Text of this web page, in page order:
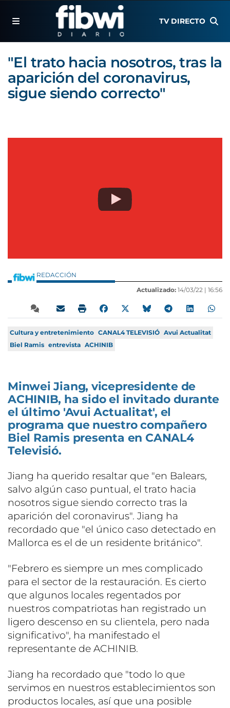
TV DIRECTO
"El trato hacia nosotros, tras la
aparición del coronavirus,
sigue siendo correcto"
REDACCIÓN
Actualizado: 14/03/22 | 16:56
Cultura y entretenimiento CANAL4 TELEVISIÓ Avui Actualitat
Biel Ramis entrevista ACHINIB
Minwei Jiang, vicepresidente de
ACHINIB, ha sido el invitado durante
el último 'Avui Actualitat', el
programa que nuestro compañero
Biel Ramis presenta en CANAL4
Televisió.
Jiang ha querido resaltar que "en Balears,
salvo algún caso puntual, el trato hacia
nosotros sigue siendo correcto tras la
aparición del coronavirus". Jiang ha
recordado que "el único caso detectado en
Mallorca es el de un residente británico".
"Febrero es siempre un mes complicado
para el sector de la restauración. Es cierto
que algunos locales regentados por
nuestros compatriotas han registrado un
ligero descenso en su clientela, pero nada
significativo", ha manifestado el
representante de ACHINIB.
Jiang ha recordado que "todo lo que
servimos en nuestros establecimientos son
productos locales, así que una posible